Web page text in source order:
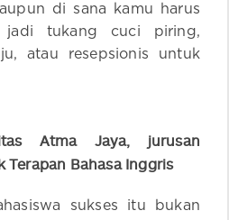
di sana kamu harus
tukang cuci piring,
atau resepsionis untuk
Atma Jaya, jurusan
Terapan Bahasa Inggris
sukses itu bukan